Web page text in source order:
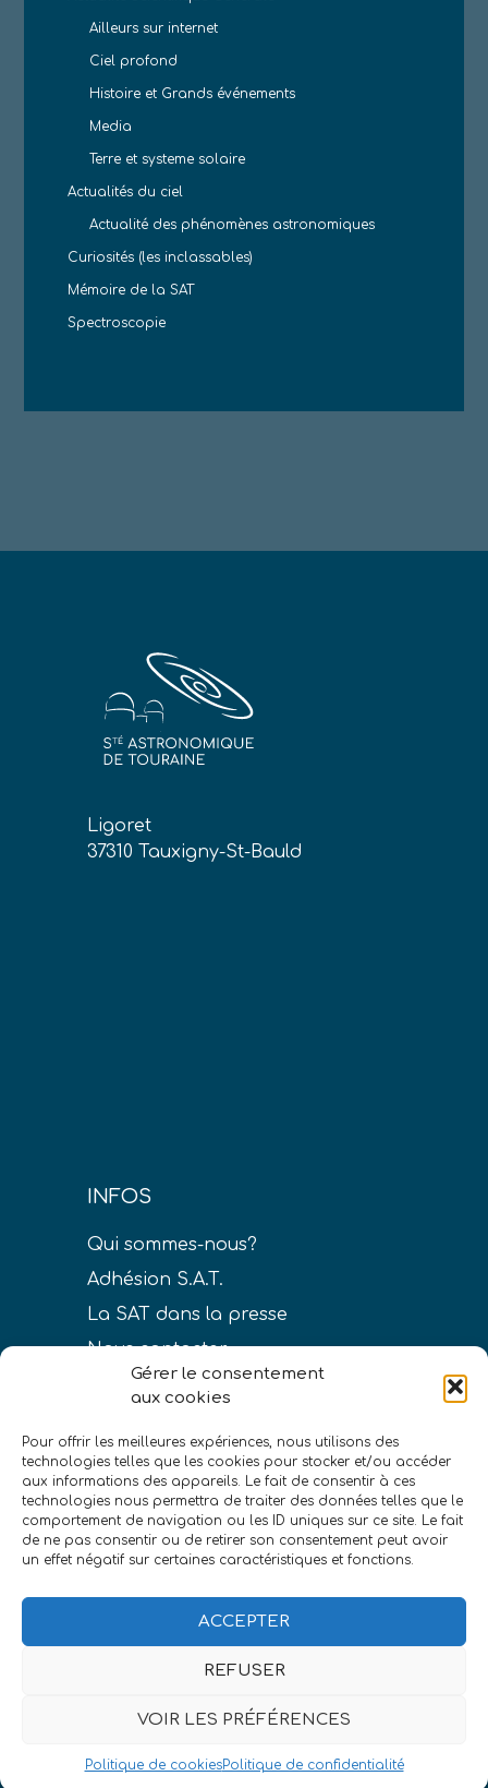
Gérer le consentement
aux cookies
Pour offrir les meilleures expériences, nous utilisons des
technologies telles que les cookies pour stocker et/ou accéder
aux informations des appareils. Le fait de consentir à ces
technologies nous permettra de traiter des données telles que le
comportement de navigation ou les ID uniques sur ce site. Le fait
de ne pas consentir ou de retirer son consentement peut avoir
un effet négatif sur certaines caractéristiques et fonctions.
ACCEPTER
REFUSER
VOIR LES PRÉFÉRENCES
Politique de cookiesPolitique de confidentialité
Ailleurs sur internet
Ciel profond
Histoire et Grands événements
Media
Terre et systeme solaire
Actualités du ciel
Actualité des phénomènes astronomiques
Curiosités (les inclassables)
Mémoire de la SAT
Spectroscopie
Ligoret
37310 Tauxigny-St-Bauld
INFOS
Qui sommes-nous?
Adhésion S.A.T.
La SAT dans la presse
Nous contacter
LIENS
Conditions générales de vente
Politique de confidentialité
©Société astronomique de Touraine|eszett